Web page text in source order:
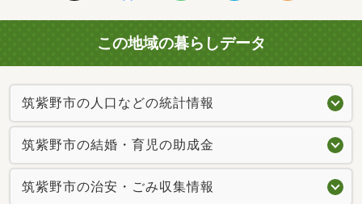
この地域の暮らしデータ
筑紫野市の人口などの統計情報
筑紫野市の結婚・育児の助成金
筑紫野市の治安・ごみ収集情報